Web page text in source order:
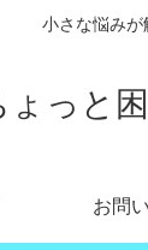
小さな悩み
ょっと
お問